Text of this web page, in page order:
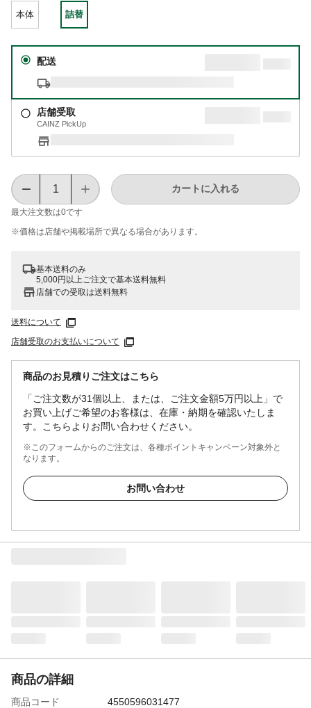
本体 詰替
配送
店舗受取
CAINZ PickUp
最大注文数は0です
カートに入れる
※価格は​店舗や​掲載場所で​異なる​場合が​あります。
基本送料のみ
5,000円以上ご注文で基本送料無料
店舗での受取は送料無料
送料について
店舗受取のお支払いについて
商品のお見積りご注文はこちら
「ご注文数が31個以上、または、ご注文金額5万円以上」で
お買い上げご希望のお客様は、在庫・納期を確認いたしま
す。こちらよりお問い合わせください。
※このフォームからのご注文は、各種ポイントキャンペーン対象外と
なります。
お問い合わせ
商品の詳細
商品コード
4550596031477